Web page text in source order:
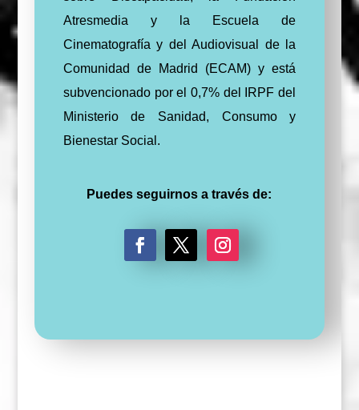
Atresmedia y la Escuela de
Cinematografía y del Audiovisual de la
Comunidad de Madrid (ECAM) y está
subvencionado por el 0,7% del IRPF del
Ministerio de Sanidad, Consumo y
Bienestar Social.
Puedes seguirnos a través de: